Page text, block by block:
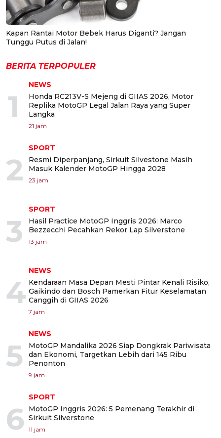
Kapan Rantai Motor Bebek Harus Diganti? Jangan
Tunggu Putus di Jalan!
BERITA TERPOPULER
1
NEWS
Honda RC213V-S Mejeng di GIIAS 2026, Motor
Replika MotoGP Legal Jalan Raya yang Super
Langka
21 jam
2
SPORT
Resmi Diperpanjang, Sirkuit Silvestone Masih
Masuk Kalender MotoGP Hingga 2028
23 jam
3
SPORT
Hasil Practice MotoGP Inggris 2026: Marco
Bezzecchi Pecahkan Rekor Lap Silverstone
13 jam
4
NEWS
Kendaraan Masa Depan Mesti Pintar Kenali Risiko,
Gaikindo dan Bosch Pamerkan Fitur Keselamatan
Canggih di GIIAS 2026
7 jam
5
NEWS
MotoGP Mandalika 2026 Siap Dongkrak Pariwisata
dan Ekonomi, Targetkan Lebih dari 145 Ribu
Penonton
9 jam
6
SPORT
MotoGP Inggris 2026: 5 Pemenang Terakhir di
Sirkuit Silverstone
11 jam